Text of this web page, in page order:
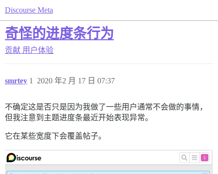
Discourse Meta
奇怪的进度条行为
贡献 用户体验
smrtey 2020 年2 月 17 日 07:37
1
不确定这是否只是因为我做了一些用户通常不会做的事情，
但我注意到主题进度条最近开始表现异常。
它在某些宽度下会覆盖帖子。